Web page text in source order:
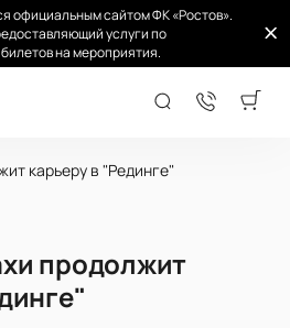
официальным сайтом ФК «Ростов».
услуги по
на мероприятия.
карьеру в "Рединге"
продолжит